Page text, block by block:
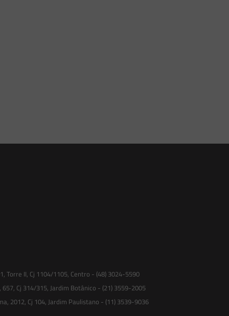
Torre II, Cj 1104/1105, Centro - (48) 3024-5590
657, Cj 314/315, Jardim Botânico - (21) 3559-2005
2012, Cj 104, Jardim Paulistano - (11) 3539-9036